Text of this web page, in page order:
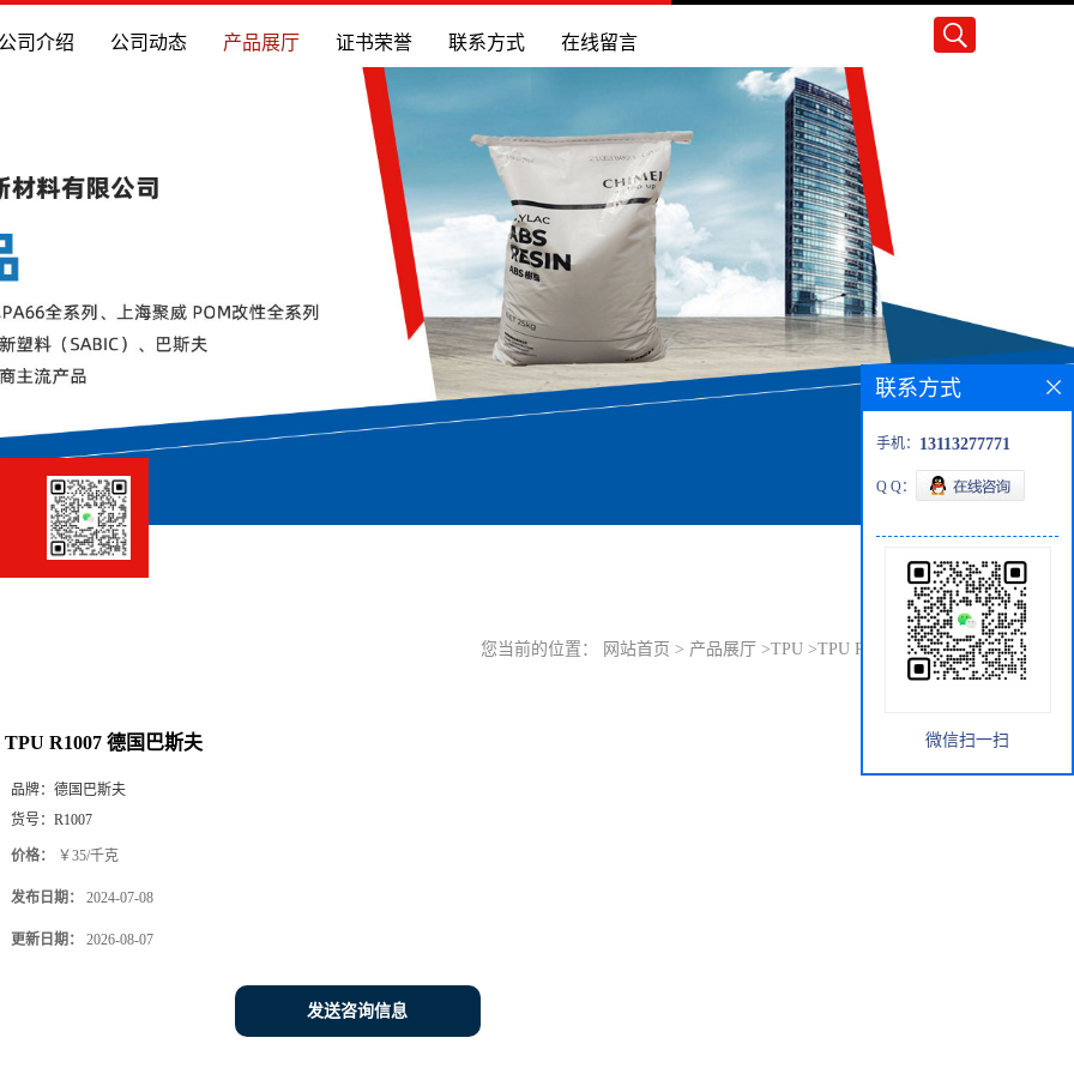
司介绍 公司动态 产品展厅 证书荣誉 联系方式 在线留言
您当前的位置： 网站首页 > 产品展厅 >TPU >TPU R1007 德国巴斯夫
TPU R1007 德国巴斯夫
品牌： 德国巴斯夫
货号： R1007
价格： ￥35/千克
发布日期： 2024-07-08
更新日期： 2026-08-07
发送咨询信息
联系方式
手机： 13113277771
Q Q：
微信扫一扫